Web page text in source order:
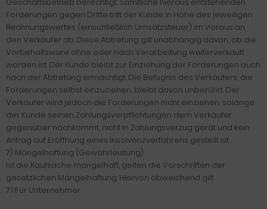
Forderungen gegen Dritte tritt der Kunde in Höhe des jeweiligen
Rechnungswertes (einschließlich Umsatzsteuer) im Voraus an
den Verkäufer ab. Diese Abtretung gilt unabhängig davon, ob die
Vorbehaltsware ohne oder nach Verarbeitung weiterverkauft
worden ist. Der Kunde bleibt zur Einziehung der Forderungen auch
nach der Abtretung ermächtigt. Die Befugnis des Verkäufers, die
Forderungen selbst einzuziehen, bleibt davon unberührt. Der
Verkäufer wird jedoch die Forderungen nicht einziehen, solange
der Kunde seinen Zahlungsverpflichtungen dem Verkäufer
gegenüber nachkommt, nicht in Zahlungsverzug gerät und kein
Antrag auf Eröffnung eines Insolvenzverfahrens gestellt ist.
7) Mängelhaftung (Gewährleistung)
Ist die Kaufsache mangelhaft, gelten die Vorschriften der
gesetzlichen Mängelhaftung. Hiervon abweichend gilt:
7.1 Für Unternehmer